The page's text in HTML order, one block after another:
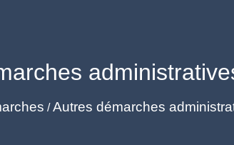
/Autres démarches